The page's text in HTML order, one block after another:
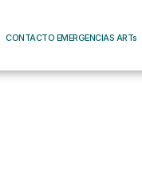
CONTACTO EMERGENCIAS ARTs